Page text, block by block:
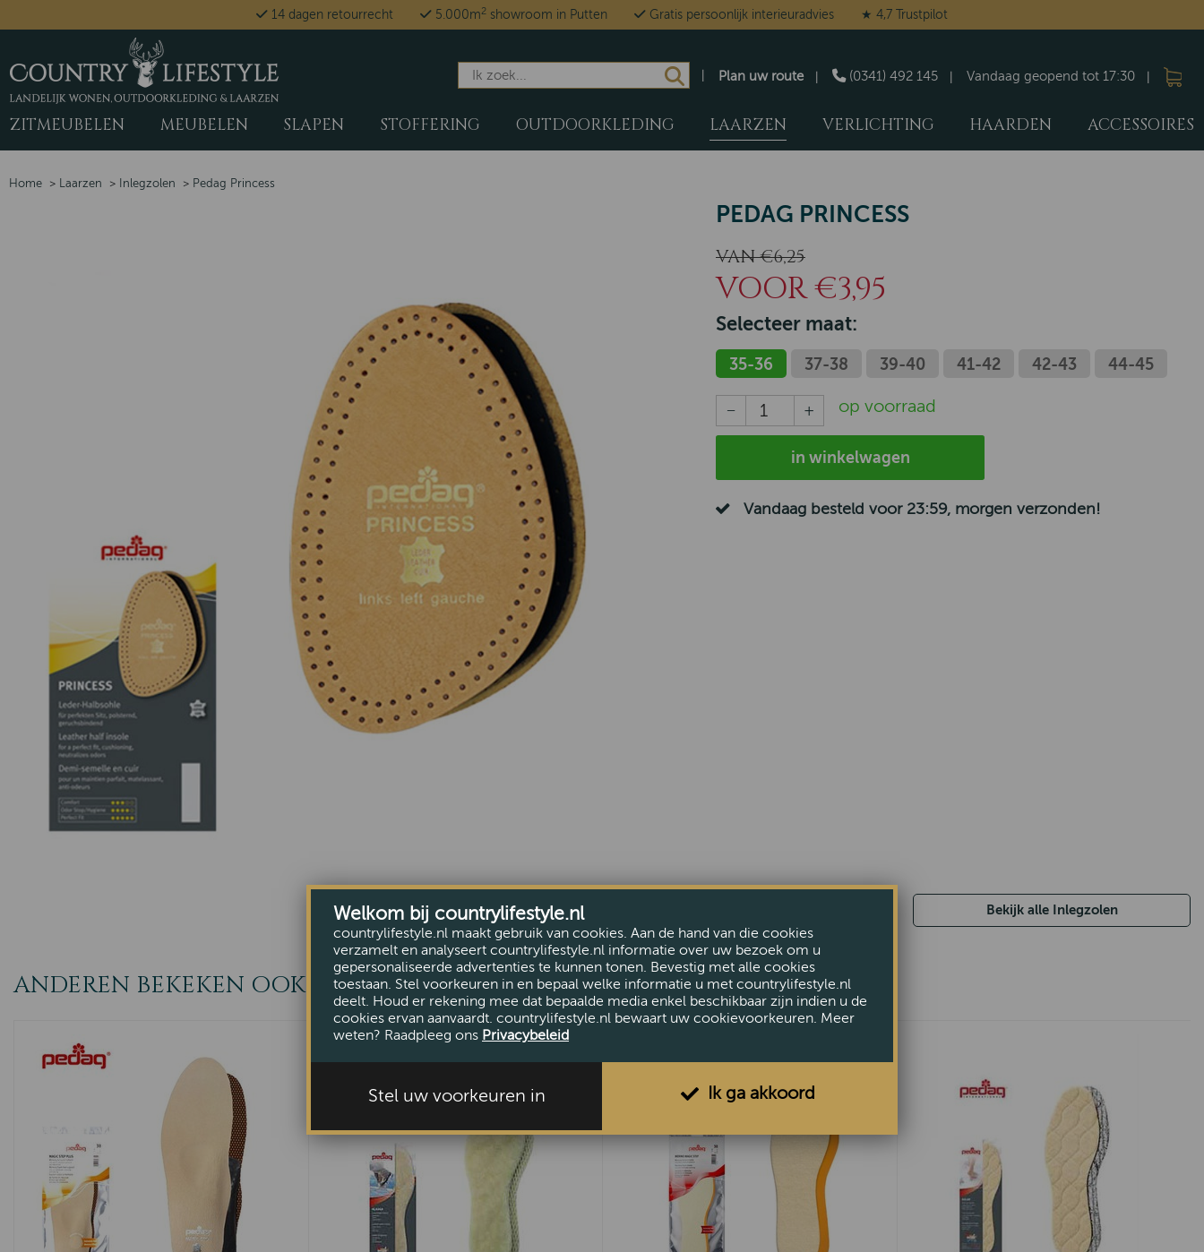
14 dagen retourrecht 5.000m2 showroom in Putten Gratis persoonlijk interieuradvies ★ 4,7 Trustpilot
Vandaag geopend tot 17:30
(0341) 492 145
Plan uw route
ZITMEUBELEN MEUBELEN SLAPEN STOFFERING OUTDOORKLEDING LAARZEN VERLICHTING HAARDEN ACCESSOIRES
Home > Laarzen > Inlegzolen > Pedag Princess
PEDAG PRINCESS
VAN €6,25
VOOR €3,95
Selecteer maat:
35-36 37-38 39-40 41-42 42-43 44-45
op voorraad
in winkelwagen
Vandaag besteld voor 23:59, morgen verzonden!
Bekijk alle Inlegzolen
ANDEREN BEKEKEN OOK
Welkom bij countrylifestyle.nl
countrylifestyle.nl maakt gebruik van cookies. Aan de hand van die cookies
verzamelt en analyseert countrylifestyle.nl informatie over uw bezoek om u
gepersonaliseerde advertenties te kunnen tonen. Bevestig met alle cookies
toestaan. Stel voorkeuren in en bepaal welke informatie u met countrylifestyle.nl
deelt. Houd er rekening mee dat bepaalde media enkel beschikbaar zijn indien u de
cookies ervan aanvaardt. countrylifestyle.nl bewaart uw cookievoorkeuren. Meer
weten? Raadpleeg ons Privacybeleid
Stel uw voorkeuren in Ik ga akkoord